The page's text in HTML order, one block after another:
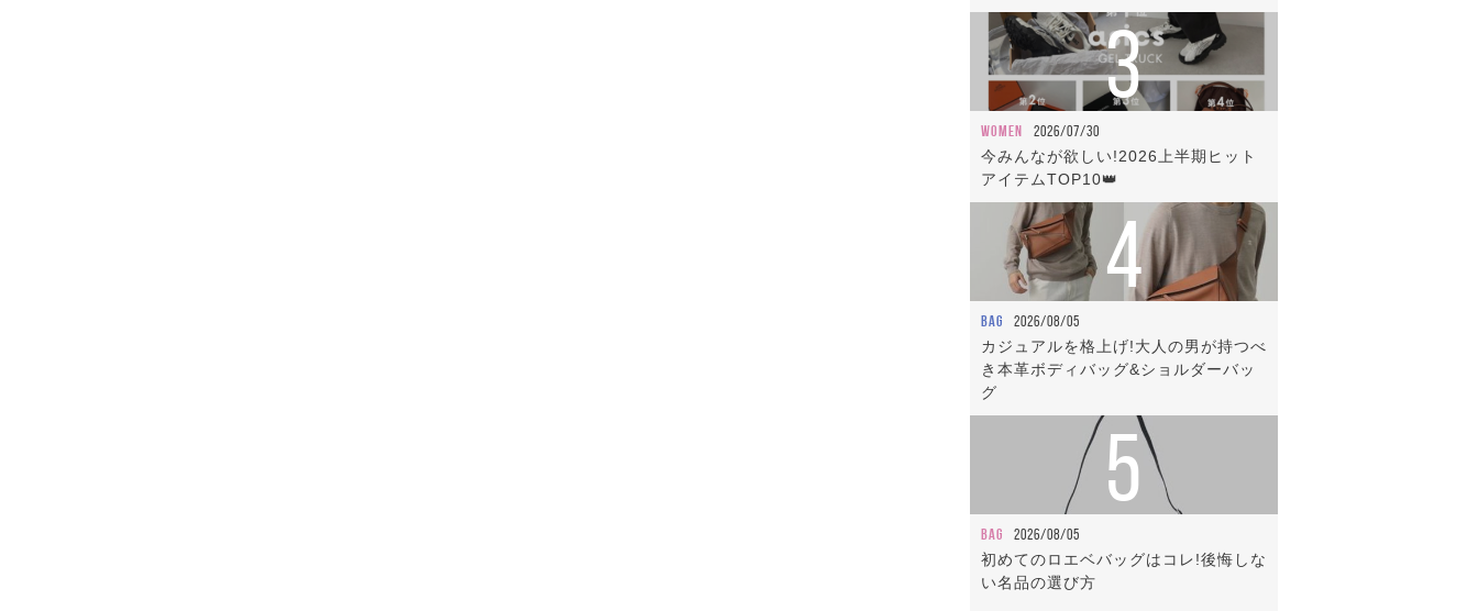
3
WOMEN 2026/07/30
今みんなが欲しい!2026上半期ヒット
アイテムTOP10👑
4
BAG 2026/08/05
カジュアルを格上げ!大人の男が持つべ
き本革ボディバッグ&ショルダーバッ
グ
5
BAG 2026/08/05
初めてのロエベバッグはコレ!後悔しな
い名品の選び方